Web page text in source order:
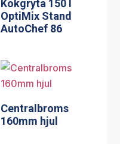
Kokgryta 150 l
OptiMix Stand
AutoChef 86
Centralbroms
160mm hjul